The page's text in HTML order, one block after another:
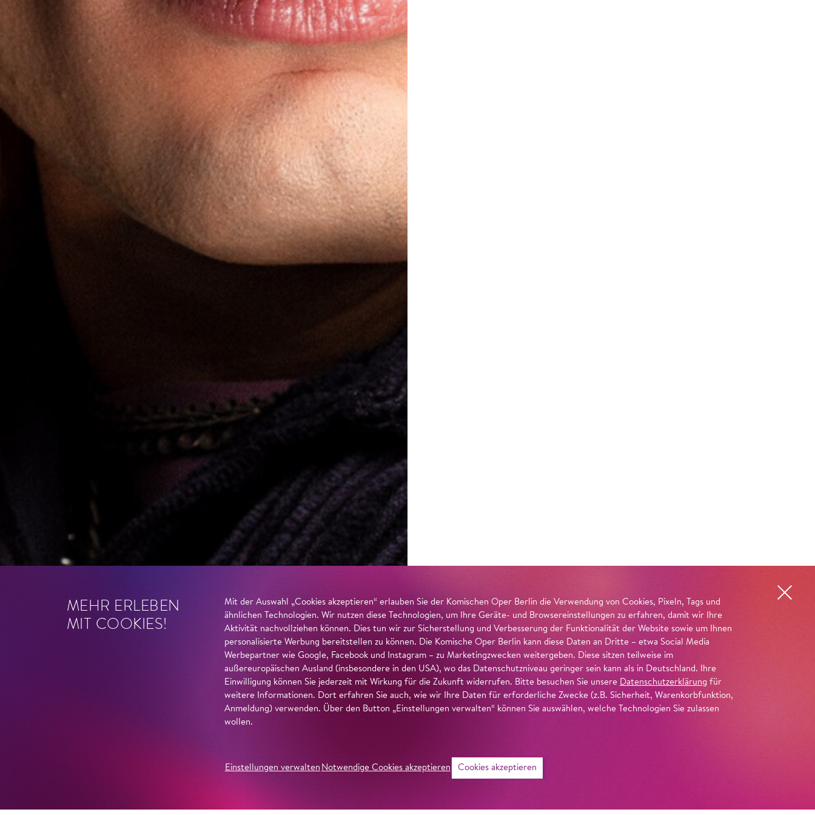
MEHR ERLEBEN
MIT COOKIES!
Mit der Auswahl „Cookies akzeptieren“ erlauben Sie der Komischen Oper Berlin die Verwendung von Cookies, Pixeln, Tags und
ähnlichen Technologien. Wir nutzen diese Technologien, um Ihre Geräte- und Browsereinstellungen zu erfahren, damit wir Ihre
Aktivität nachvollziehen können. Dies tun wir zur Sicherstellung und Verbesserung der Funktionalität der Website sowie um Ihnen
personalisierte Werbung bereitstellen zu können. Die Komische Oper Berlin kann diese Daten an Dritte – etwa Social Media
Werbepartner wie Google, Facebook und Instagram – zu Marketingzwecken weitergeben. Diese sitzen teilweise im
außereuropäischen Ausland (insbesondere in den USA), wo das Datenschutzniveau geringer sein kann als in Deutschland. Ihre
Einwilligung können Sie jederzeit mit Wirkung für die Zukunft widerrufen. Bitte besuchen Sie unsere Datenschutzerklärung für
weitere Informationen. Dort erfahren Sie auch, wie wir Ihre Daten für erforderliche Zwecke (z.B. Sicherheit, Warenkorbfunktion,
Anmeldung) verwenden. Über den Button „Einstellungen verwalten“ können Sie auswählen, welche Technologien Sie zulassen
wollen.
Einstellungen verwalten Notwendige Cookies akzeptieren Cookies akzeptieren